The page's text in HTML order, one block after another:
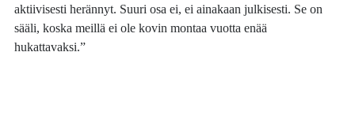
aktiivisesti herännyt. Suuri osa ei, ei ainakaan julkisesti. Se on
sääli, koska meillä ei ole kovin montaa vuotta enää
hukattavaksi.”